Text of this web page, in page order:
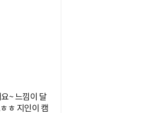
~ 느낌이 달
ㅎ 지인이 캠